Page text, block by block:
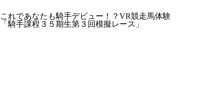
これであなたも騎手デビュー！？VR競走馬体験
「騎手課程３５期生第３回模擬レース」